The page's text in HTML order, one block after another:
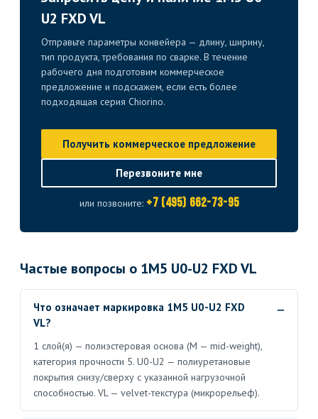
U2 FXD VL
Отправьте параметры конвейера — длину, ширину,
тип продукта, требования по сварке. В течение
рабочего дня подготовим коммерческое
предложение и подскажем, если есть более
подходящая серия Chiorino.
Получить коммерческое предложение
Перезвоните мне
или позвоните: +7 (495) 662-73-95
Частые вопросы о 1M5 U0-U2 FXD VL
Что означает маркировка 1M5 U0-U2 FXD
VL?
1 слой(я) — полиэстеровая основа (M — mid-weight),
категория прочности 5. U0-U2 — полиуретановые
покрытия снизу/сверху с указанной нагрузочной
способностью. VL — velvet-текстура (микрорельеф).